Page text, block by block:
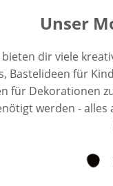
Unser
dir viele
Bastelideen für
für Dekorationen
werden -